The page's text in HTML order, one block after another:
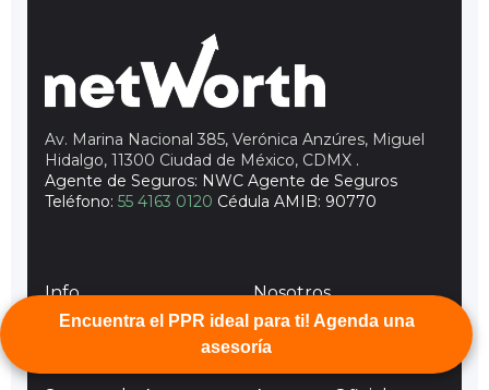
Encuentra el PPR ideal para ti! Agenda una
asesoría
Av. Marina Nacional 385, Verónica Anzúres, Miguel
Hidalgo, 11300 Ciudad de México, CDMX .
Agente de Seguros: NWC Agente de Seguros
Teléfono: 55 4163 0120 Cédula AMIB: 90770
Info
Plan de Retiro
Nosotros
Trabaja en netWorth
Cambiate a netWorth